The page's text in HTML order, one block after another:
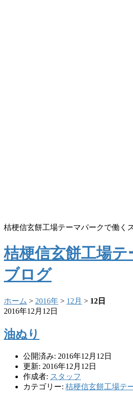
桔梗信玄餅工場テーマパークで働く
桔梗信玄餅工場テ
ブログ
ホーム > 2016年 > 12月 > 12日
2016年12月12日
油ぬり
公開済み: 2016年12月12日
更新: 2016年12月12日
作成者: スタッフ
カテゴリー: 桔梗信玄餅工場テ